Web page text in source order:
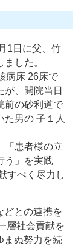
1日に父、竹
した。
病床 26床で
が、開院当日
前の砂利道で
た男の 子１人
「患者様の立
う」を実践
すべく尽力し
どとの連携を
層社会貢献を
まぬ努力を続